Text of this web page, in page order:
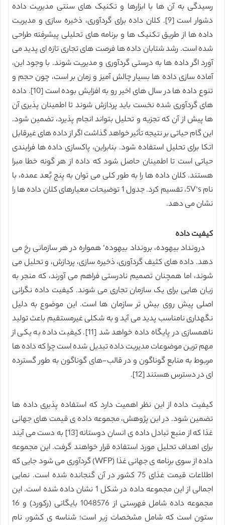
رسیدگی به آن ها با ابزارها و تکنیک های سنتی مدیریت داده
دشوار است [9]. کلان داده برای گردآوری، ذخیره سازی و مدیریت
داده ها از طریق تکنیک ها و برنامه های تحلیلی پیشرفته طراحی
شده است. رشد شتابان داده ها فرصت های تجاری تازه ای پدید می
آورد اگر داده ها به درستی گردآوری و مدیریت شوند. با وجود این،
آماده سازی داده ها بسیار چالش آمیز و زمان بر است، چون حجم و
تنوع داده ها در سال های اخیر رو به افزایش بوده است [10]. داده
های گردآوری شده نخست باید پردازش شوند تا اطمینان پذیری آن
ها پیش از آن که تجزیه و تحلیل بتواند انجام پذیرد، تضمین شود.
این گام حیاتی بر نتیجه تأثیر خواهد گذاشت اگر از داده های غیرقابل
اتکا برای تحلیل استفاده شود. بنابراین، پاکسازی داده ها فرایندی
حیاتی است تا اطمینان حاصل شود که داده از هر گونه خطا مبرا
هستند. کلان داده ها را به طور کلی می توان به پنج بُعد عمده، با
نام 5V’s، تقسیم کرد. جدول 1 توضیحات معیارهای کلان داده ها را
نشان می دهد.
کیفیت داده
درونداد بیهوده، برونداد بیهوده’ همواره در هر سازمانی رخ می
دهد. داده های کثیف گردآوری، ذخیره سازی، پردازش، و تحلیل می
شوند، اما همچنان تصمیم نادرستی فراهم می آورند، که منجر به
زیان هایی برای یک سازمان تجاری می شوند. کیفیت داده نگرانی
اصلی پیش روی بیش تر سازمان ها است. این موضوع به دلیل
نگهداری نامناسب پدید می آید و به شکلی غیرمستقیم باعث تولید
ناهمسازی در پایگاه داده خواهد شد [11]. کیفیت داده به یکی از
مهم ترین موضوعات مدیریت داده تبدیل شده است چرا که داده ها
مربوط به منابع گوناگون و در قالب-های گوناگون به طور گسترده
ای در دسترس هستند [12].
کیفیت داده از این نظر اهمیت دارد که استفاده پذیری داده ها
تضمین شود. در این پژوهش، مجموعه داده ی قیمت های جهانی
غذا که از منبع تبادل داده ی انسان دوستانه [13] به دست می آیند
برای اهداف تحلیل مورد استفاده قرار خواهند گرفت. این مجموعه
داده از سوی برنامه ی جهانی غذا (WFP) گردآوری می شود جایی که
اطلاعات قیمت غذای 75 کشور در آن گنجانده شده است. نمایی
اجمالی از این مجموعه داده در شکل 1 نشان داده شده است. این
مجموعه داده شامل فهرستی از 1048576 بایگانی (رکورد) و 16
ستون است که شامل مشخصات زیر است؛ شناسه ی کشور، نام